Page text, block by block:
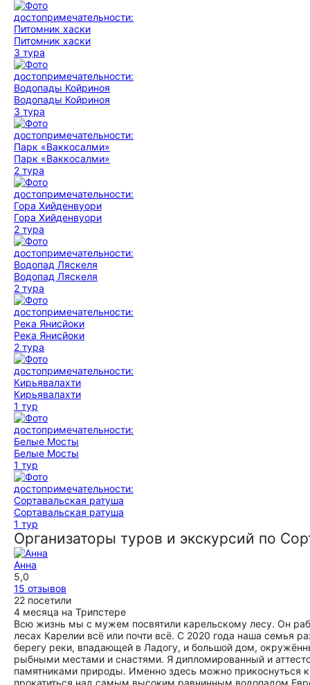
Питомник хаски
3 тура
Водопады Койриноя
3 тура
Парк «Ваккосалми»
2 тура
Гора Хийденвуори
2 тура
Водопад Ляскеля
2 тура
Река Янисйоки
2 тура
Кирьявалахти
1 тур
Белые Мосты
1 тур
Сортавальская ратуша
1 тур
Организаторы туров и экскурсий по
Анна
5,0
15 отзывов
22 посетили
4 месяца на Трипстере
Всю жизнь мы с мужем посвятили карельскому лесу. Он
лесах Карелии всё или почти всё. С 2020 года наша семья
берегу реки, впадающей в Ладогу, и большой дом,
рыбными местами и снастями. Я дипломированный и
памятниками природы. Именно здесь можно прикоснуться к
прокатиться над самым высоким равнинным водопадом